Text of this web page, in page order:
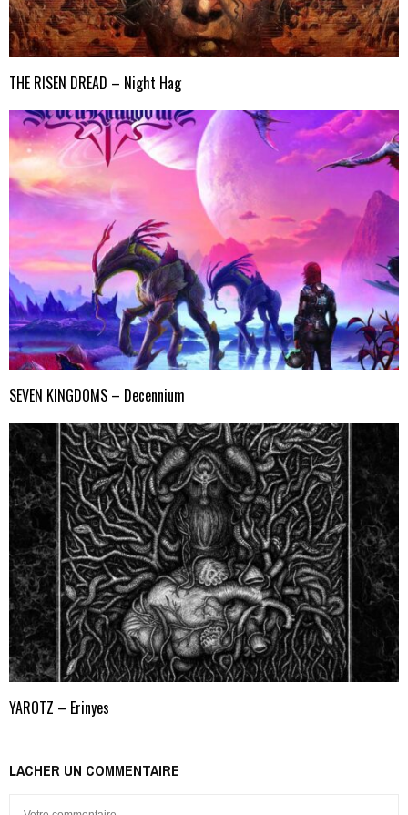
THE RISEN DREAD – Night Hag
SEVEN KINGDOMS – Decennium
YAROTZ – Erinyes
LACHER UN COMMENTAIRE